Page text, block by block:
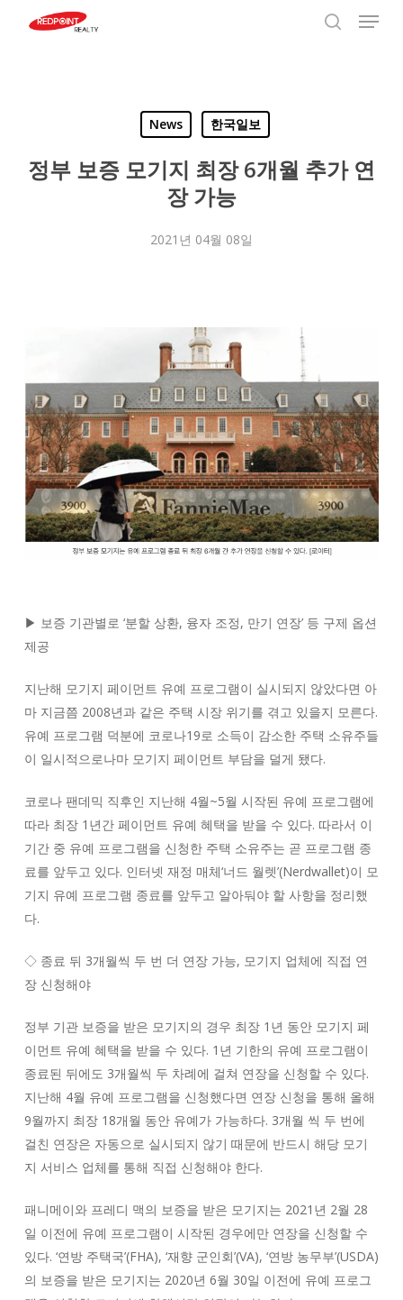
Menu
News 한국일보
정부 보증 모기지 최장 6개월 추가 연
장 가능
2021년 04월 08일
▶ 보증 기관별로 ‘분할 상환, 융자 조정, 만기 연장’ 등 구제 옵션
제공
지난해 모기지 페이먼트 유예 프로그램이 실시되지 않았다면 아
마 지금쯤 2008년과 같은 주택 시장 위기를 겪고 있을지 모른다.
유예 프로그램 덕분에 코로나19로 소득이 감소한 주택 소유주들
이 일시적으로나마 모기지 페이먼트 부담을 덜게 됐다.
코로나 팬데믹 직후인 지난해 4월~5월 시작된 유예 프로그램에
따라 최장 1년간 페이먼트 유예 혜택을 받을 수 있다. 따라서 이
기간 중 유예 프로그램을 신청한 주택 소유주는 곧 프로그램 종
료를 앞두고 있다. 인터넷 재정 매체‘너드 월렛’(Nerdwallet)이 모
기지 유예 프로그램 종료를 앞두고 알아둬야 할 사항을 정리했
다.
◇ 종료 뒤 3개월씩 두 번 더 연장 가능, 모기지 업체에 직접 연
장 신청해야
정부 기관 보증을 받은 모기지의 경우 최장 1년 동안 모기지 페
이먼트 유예 혜택을 받을 수 있다. 1년 기한의 유예 프로그램이
종료된 뒤에도 3개월씩 두 차례에 걸쳐 연장을 신청할 수 있다.
지난해 4월 유예 프로그램을 신청했다면 연장 신청을 통해 올해
9월까지 최장 18개월 동안 유예가 가능하다. 3개월 씩 두 번에
걸친 연장은 자동으로 실시되지 않기 때문에 반드시 해당 모기
지 서비스 업체를 통해 직접 신청해야 한다.
패니메이와 프레디 맥의 보증을 받은 모기지는 2021년 2월 28
일 이전에 유예 프로그램이 시작된 경우에만 연장을 신청할 수
있다. ‘연방 주택국’(FHA), ‘재향 군인회’(VA), ‘연방 농무부’(USDA)
의 보증을 받은 모기지는 2020년 6월 30일 이전에 유예 프로그